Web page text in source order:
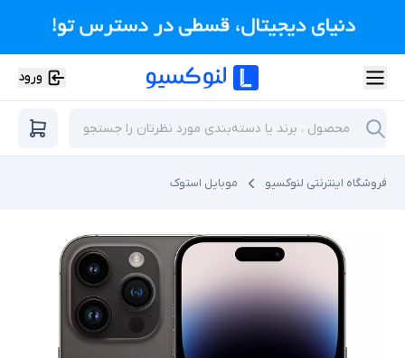
ورود
فروشگاه اینترنتی لنوکسیو موبایل استوک